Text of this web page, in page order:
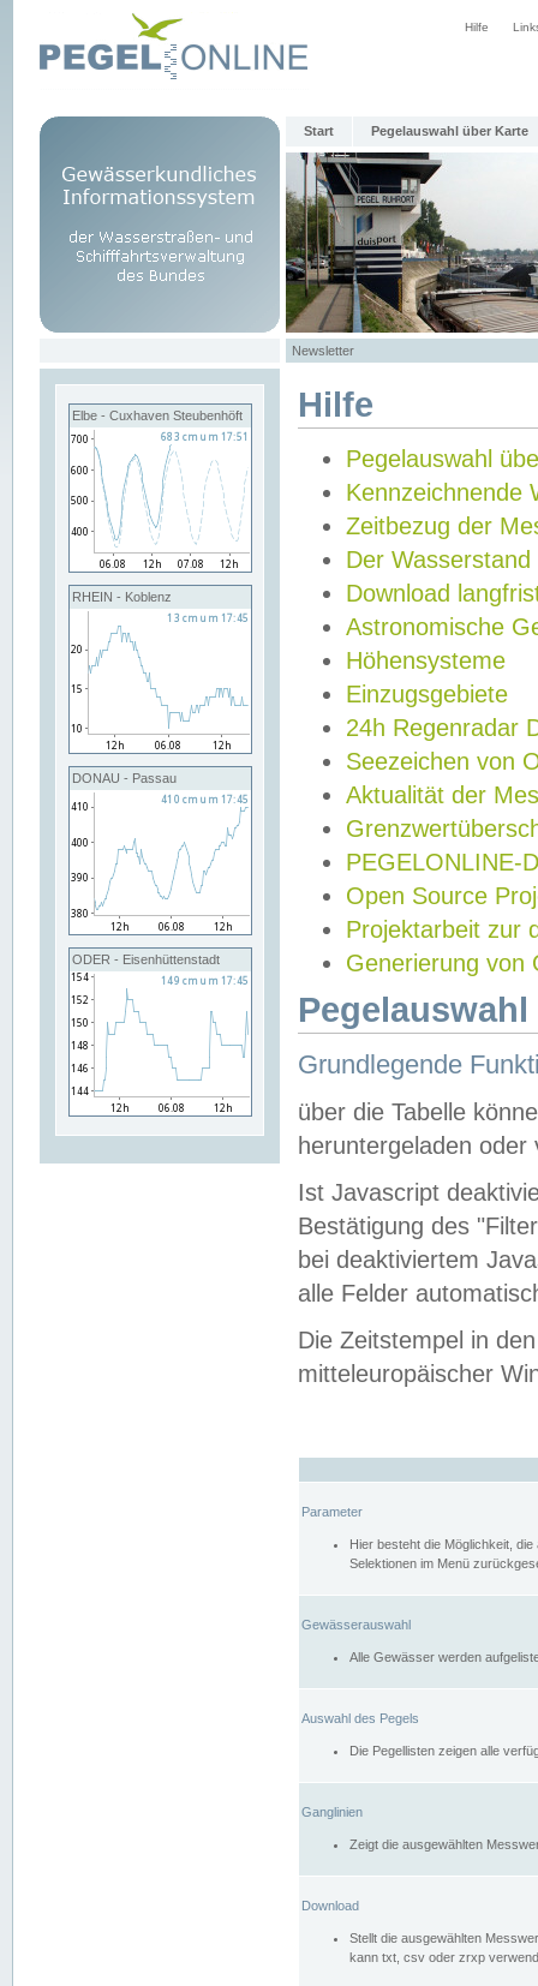
Hilfe
Start Pegelauswahl über Karte
Newsletter
Elbe - Cuxhaven Steubenhöft
RHEIN - Koblenz
DONAU - Passau
ODER - Eisenhüttenstadt
Hilfe
Pegelauswahl
Kennzeichnende
Zeitbezug der
Der Wasserstand
Download
Astronomische
Höhensysteme
Einzugsgebiete
24h Regenradar
Seezeichen von
Aktualität der
PEGELONLINE-
Open Source
Projektarbeit zur
Generierung von
Grundlegende
über die Tabelle
heruntergeladen oder
Ist Javascript
Bestätigung des
bei deaktiviertem
alle Felder
Die Zeitstempel in
mitteleuropäischer
Parameter
Hier besteht die Möglichkeit,
Selektionen im Menü
Gewässerauswahl
Alle Gewässer werden
Auswahl des Pegels
Die Pegellisten zeigen alle
Ganglinien
Zeigt die ausgewählten
Download
Stellt die ausgewählten
kann txt, csv oder zrxp